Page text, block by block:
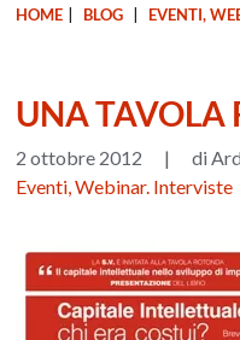
HOME BLOG EVENTI,
UNA TAVOLA
2 ottobre 2012 |
di
Eventi, Webinar. Interviste